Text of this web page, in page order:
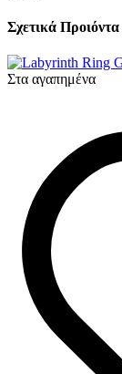
Σχετικά Προιόντα
Στα αγαπημένα